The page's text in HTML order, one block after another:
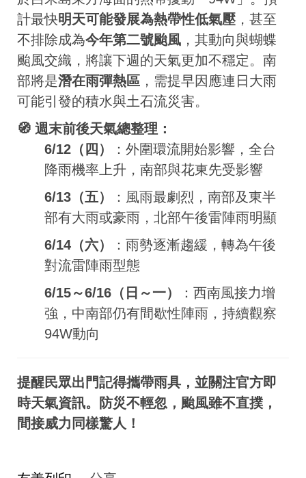
計最快明天可能發展為熱帶性低氣壓，甚至
不排除成為今年第二號颱風 ，其動向與蝴蝶
颱風交織，將讓下週的天氣更加不穩定。南
部將是潛在雨彈熱區 ，需提早因應連日大雨
可能引發的積水與土石流災害。
🧭 週末前後天氣總整理：
6/12（四）
：外圍環流開始影響，全台
降雨機率上升，南部與花東先受影響
6/13（五）
：風雨最劇烈，南部及東半
部有大雨或豪雨，北部午後雷陣雨明顯
6/14（六）
：雨勢逐漸趨緩，轉為午後
對流雷陣雨型態
6/15～6/16（日～一）
：西南風接力增
強，中南部仍有間歇性陣雨，持續觀察
94W動向
提醒民眾出門記得攜帶雨具，並關注官方即
時天氣資訊。防災不輕忽，颱風雖不直撲，
間接威力同樣驚人！